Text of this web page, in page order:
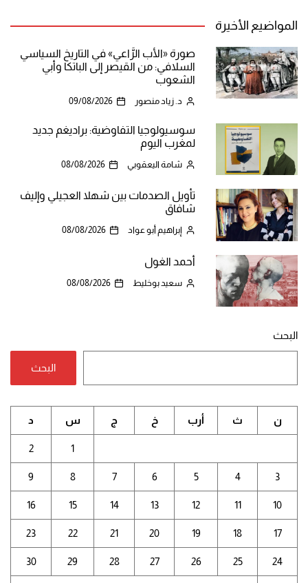
المواضيع الأخيرة
صورة «الأب الرَّاعي» في التاريخ السياسي
السلافي: من القيصر إلى الباتكا وأبي
الشعوب
د. زياد منصور 09/08/2026
سوسيولوجيا التفاوضية: براديغم جديد
لمغرب اليوم
شامة اليعقوبي 08/08/2026
تأويل الصدمات بين شهلا العجيلي وإليف
شافاق
إبراهيم أبو عواد 08/08/2026
أحمد الغول
سعيد بوخليط 08/08/2026
البحث
البحث
ن ث أرب خ ج س د
1
2
3
4
5
6
7
8
9
10
11
12
13
14
15
16
17
18
19
20
21
22
23
24
25
26
27
28
29
30